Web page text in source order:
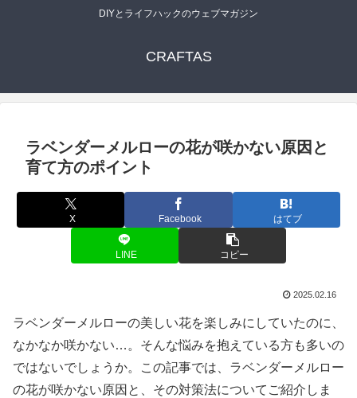
DIYとライフハックのウェブマガジン
CRAFTAS
ラベンダーメルローの花が咲かない原因と
育て方のポイント
X Facebook はてブ
LINE コピー
2025.02.16
ラベンダーメルローの美しい花を楽しみにしていたのに、
なかなか咲かない…。そんな悩みを抱えている方も多いの
ではないでしょうか。この記事では、ラベンダーメルロー
の花が咲かない原因と、その対策法についてご紹介しま